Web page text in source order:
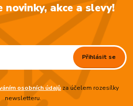
novinky, akce a slevy!
Přihlásit se
osobních údajůza účelem rozesílky
newsletteru.